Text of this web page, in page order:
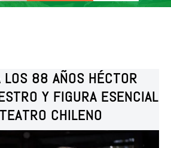
LOS 88 AÑOS HÉCTOR
Y FIGURA ESENCIAL
CHILENO